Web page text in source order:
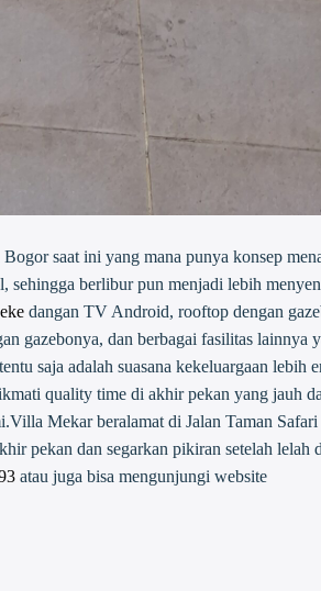
Bogor saat ini yang mana punya konsep
berlibur pun menjadi lebih
dangan TV Android, rooftop dengan
gazebonya, dan berbagai fasilitas lainnya
saja adalah suasana kekeluargaan lebih
quality time di akhir pekan yang jauh
Mekar beralamat di Jalan Taman
pekan dan segarkan pikiran setelah lelah
atau juga bisa mengunjungi website